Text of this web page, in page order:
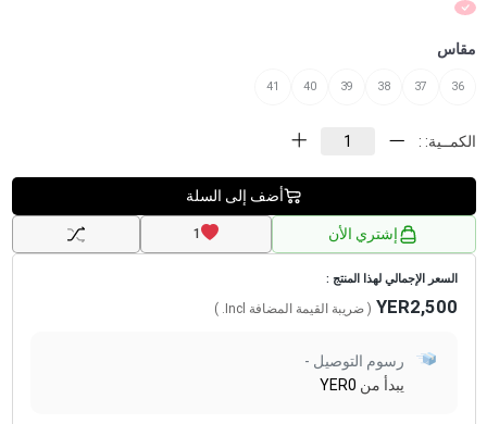
مقاس
36
37
38
39
40
41
الكمــية: :
أضف إلى السلة
إشتري الأن 1
السعر الإجمالي لهذا المنتج :
YER2,500 ( ضريبة القيمة المضافة Incl.
)
رسوم التوصيل -
يبدأ من YER0